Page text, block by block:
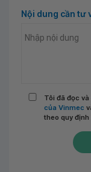
Nội dung cần tư
Tôi đã đọc và
của Vinmec
theo quy định